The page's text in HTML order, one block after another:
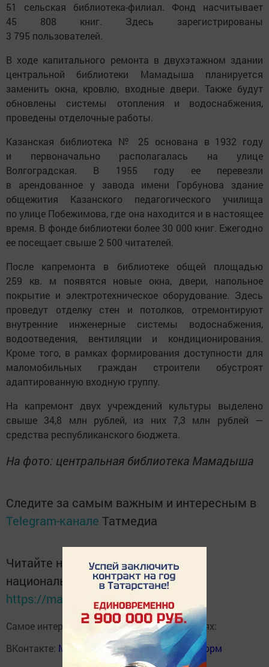
51 сельская библиотека-филиал. Фонд насчитывает
45 808 книг. Здесь зарегистрированы
3 795 пользователей.
В ходе капитального ремонта в двухэтажном здании
центральной библиотеки Мамадыша планируется
заменить окна, кровлю, входные двери. Также будут
обновлены системы отопления и водоснабжения,
проведены отделочные работы.
Казанская библиотека № 25 основана в 1932 году
и первоначально располагалась на улице
Волгоградская. В 1955 году ее перевезли
в арендованное у завода имени Горбунова здание
общежития Казанского педагогического училища
по улице Побежимова, где она находится и в настоящее
время. В фонде библиотеки более 30 000 книг. Ежегодно
ее посещает свыше 2 500 читателей.
После капремонта в библиотеке общей площадью
259 кв. м появятся новые окна, двери, напольное
покрытие и электротехническое оборудование. Здесь
проведут отделку стен и потолков, отремонтируют
внутренние инженерные системы водоснабжения,
водоотведения, вентиляции и кондиционирования.
Кроме того, в рамках формирования доступности для
маломобильных граждан строители обустроят
адаптированную входную группу.
На капремонт двух учреждений культуры выделено
свыше 34,8 млн рублей, из них 7,3 млн рублей —
средства республиканского бюджета.
На фото: центральная библиотека Мамадыша
Следите за самым важным и интересным в
Telegram-канале Татмедиа
Читайте новости Татарстана в
национальном мессенджере MАХ:
https://max.ru/tatmedia
Самое интересное в наших социальных сетях:
ВКонтакте: Мензелинск news - Мензеля-информ